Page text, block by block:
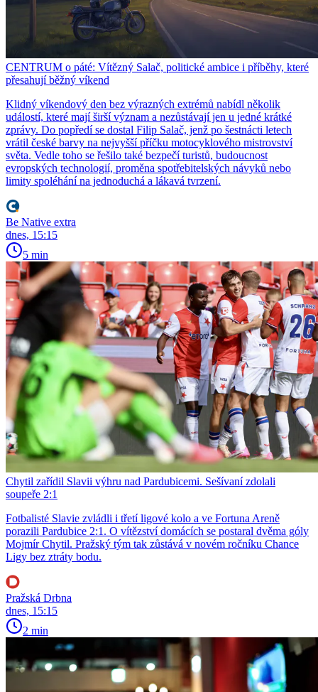
CENTRUM o páté: Vítězný Salač, politické ambice i příběhy, které
přesahují běžný víkend
Klidný víkendový den bez výrazných extrémů nabídl několik
událostí, které mají širší význam a nezůstávají jen u jedné krátké
zprávy. Do popředí se dostal Filip Salač, jenž po šestnácti letech
vrátil české barvy na nejvyšší příčku motocyklového mistrovství
světa. Vedle toho se řešilo také bezpečí turistů, budoucnost
evropských technologií, proměna spotřebitelských návyků nebo
limity spoléhání na jednoduchá a lákavá tvrzení.
Be Native extra
dnes, 15:15
5 min
Chytil zařídil Slavii výhru nad Pardubicemi. Sešívaní zdolali
soupeře 2:1
Fotbalisté Slavie zvládli i třetí ligové kolo a ve Fortuna Areně
porazili Pardubice 2:1. O vítězství domácích se postaral dvěma góly
Mojmír Chytil. Pražský tým tak zůstává v novém ročníku Chance
Ligy bez ztráty bodu.
Pražská Drbna
dnes, 15:15
2 min